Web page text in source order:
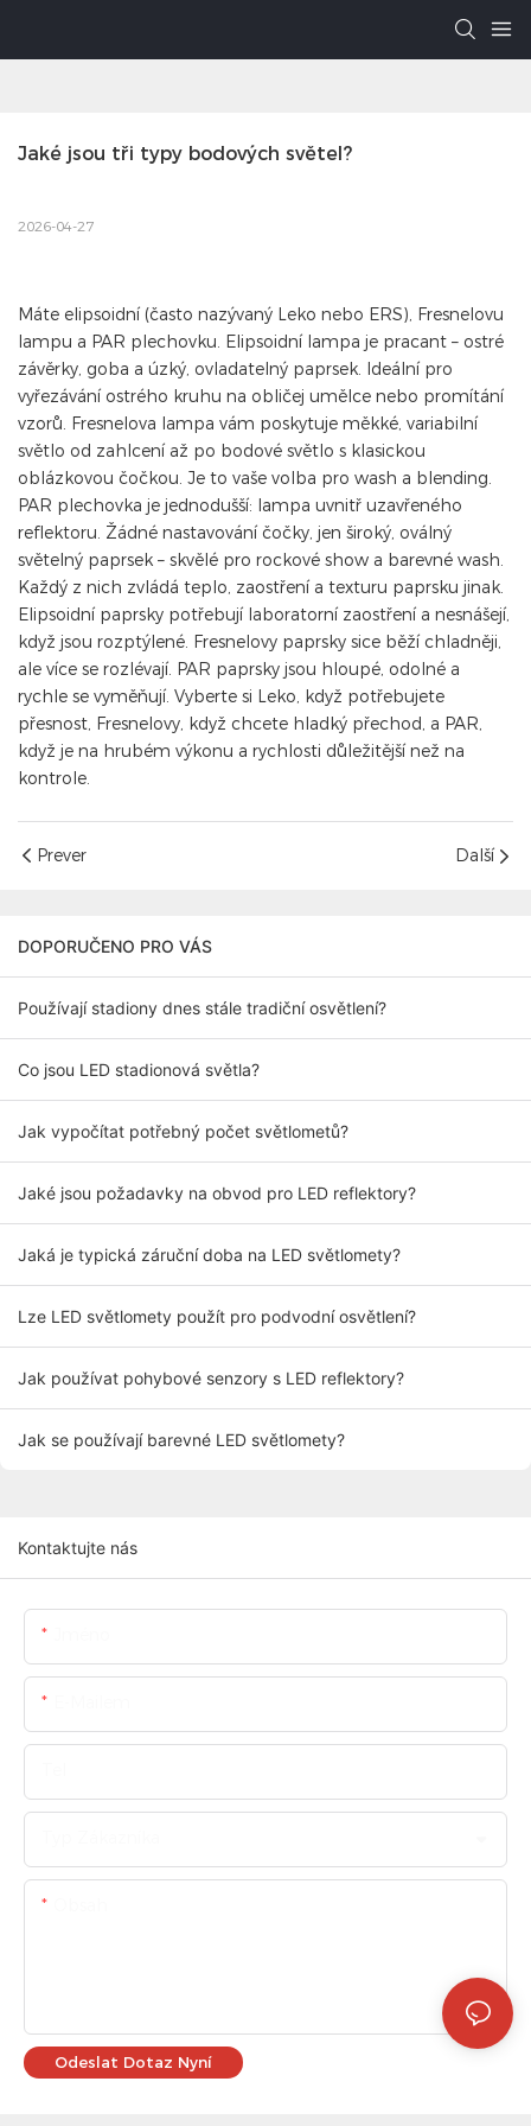
Jaké jsou tři typy bodových světel?
2026-04-27
Máte elipsoidní (často nazývaný Leko nebo ERS), Fresnelovu
lampu a PAR plechovku. Elipsoidní lampa je pracant – ostré
závěrky, goba a úzký, ovladatelný paprsek. Ideální pro
vyřezávání ostrého kruhu na obličej umělce nebo promítání
vzorů. Fresnelova lampa vám poskytuje měkké, variabilní
světlo od zahlcení až po bodové světlo s klasickou
oblázkovou čočkou. Je to vaše volba pro wash a blending.
PAR plechovka je jednodušší: lampa uvnitř uzavřeného
reflektoru. Žádné nastavování čočky, jen široký, oválný
světelný paprsek – skvělé pro rockové show a barevné wash.
Každý z nich zvládá teplo, zaostření a texturu paprsku jinak.
Elipsoidní paprsky potřebují laboratorní zaostření a nesnášejí,
když jsou rozptýlené. Fresnelovy paprsky sice běží chladněji,
ale více se rozlévají. PAR paprsky jsou hloupé, odolné a
rychle se vyměňují. Vyberte si Leko, když potřebujete
přesnost, Fresnelovy, když chcete hladký přechod, a PAR,
když je na hrubém výkonu a rychlosti důležitější než na
kontrole.
Prever Další
DOPORUČENO PRO VÁS
Používají stadiony dnes stále tradiční osvětlení?
Co jsou LED stadionová světla?
Jak vypočítat potřebný počet světlometů?
Jaké jsou požadavky na obvod pro LED reflektory?
Jaká je typická záruční doba na LED světlomety?
Lze LED světlomety použít pro podvodní osvětlení?
Jak používat pohybové senzory s LED reflektory?
Jak se používají barevné LED světlomety?
Kontaktujte nás
Odeslat Dotaz Nyní